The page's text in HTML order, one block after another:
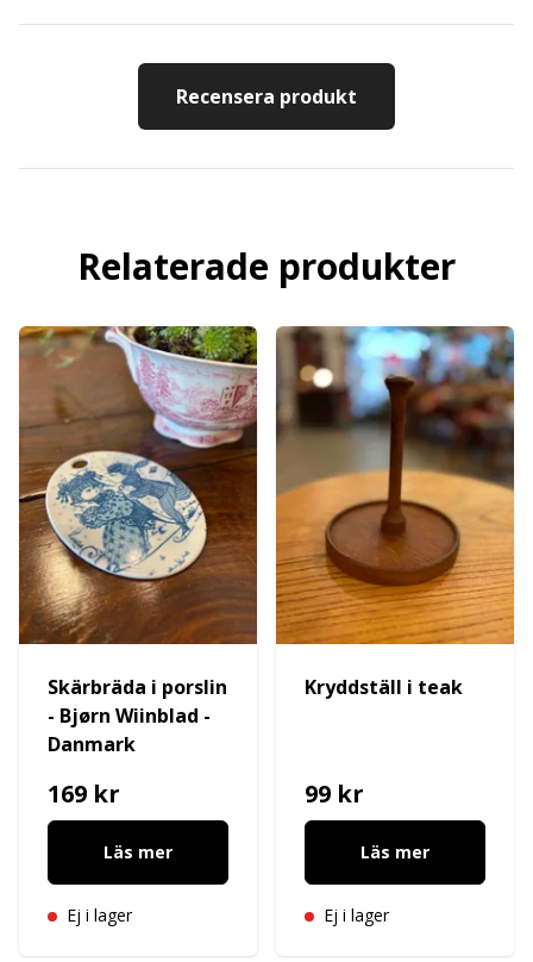
Recensera produkt
Relaterade produkter
Skärbräda i porslin
- Bjørn Wiinblad -
Danmark
169 kr
Läs mer
Ej i lager
Kryddställ i teak
99 kr
Läs mer
Ej i lager